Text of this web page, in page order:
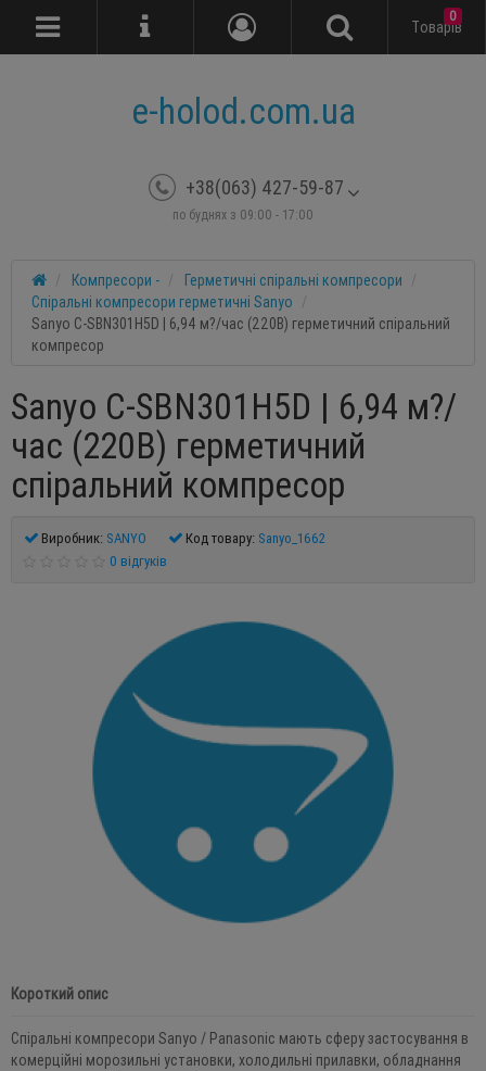
e-holod.com.ua
+38(063) 427-59-87
по буднях з 09:00 - 17:00
Tоварів
0
Компресори -
Герметичні спіральні компресори
Спіральні компресори герметичні Sanyo
Sanyo C-SBN301H5D | 6,94 м?/час (220В) герметичний спіральний
компресор
Sanyo C-SBN301H5D | 6,94 м?/
час (220В) герметичний
спіральний компресор
Виробник: SANYO Код товару: Sanyo_1662
0 відгуків
Короткий опис
Спіральні компресори Sanyo / Panasonic мають сферу застосування в
комерційні морозильні установки, холодильні прилавки, обладнання